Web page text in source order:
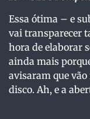
Essa ótima – e
vai transparecer
hora de elaborar
ainda mais
avisaram que
disco. Ah, e a